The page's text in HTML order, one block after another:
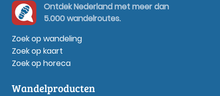
Ontdek Nederland met meer dan
5.000 wandelroutes.
Zoek op wandeling
Zoek op kaart
Zoek op horeca
Wandelproducten